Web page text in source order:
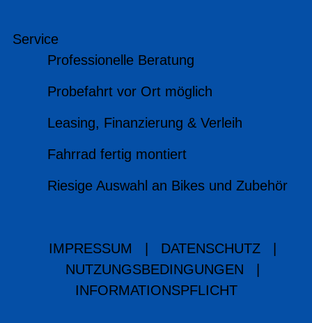
Service
Professionelle Beratung
Probefahrt vor Ort möglich
Leasing, Finanzierung & Verleih
Fahrrad fertig montiert
Riesige Auswahl an Bikes und Zubehör
IMPRESSUM DATENSCHUTZ
NUTZUNGSBEDINGUNGEN
INFORMATIONSPFLICHT